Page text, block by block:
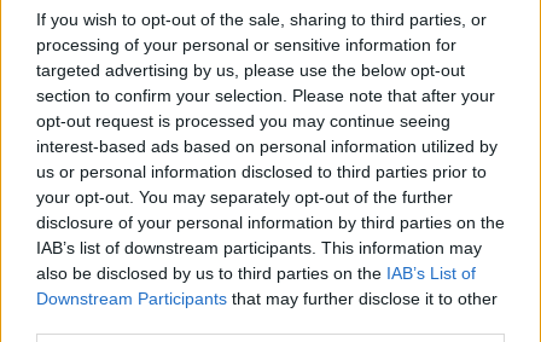
If you wish to opt-out of the sale, sharing to third parties, or
processing of your personal or sensitive information for
targeted advertising by us, please use the below opt-out
section to confirm your selection. Please note that after your
opt-out request is processed you may continue seeing
interest-based ads based on personal information utilized by
us or personal information disclosed to third parties prior to
your opt-out. You may separately opt-out of the further
disclosure of your personal information by third parties on the
IAB’s list of downstream participants. This information may
also be disclosed by us to third parties on the IAB’s List of
Downstream Participants that may further disclose it to other